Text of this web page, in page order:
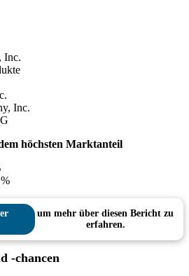
Inc.
Inc.
höchsten Marktanteil
um mehr über diesen Bericht zu
erfahren.
-chancen